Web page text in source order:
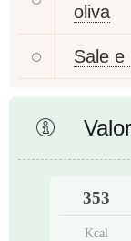
oliva
Sale e
353
Kcal